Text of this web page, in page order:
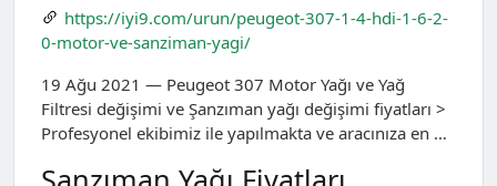
https://iyi9.com/urun/peugeot-307-1-4-hdi-1-6-2-
0-motor-ve-sanziman-yagi/
19 Ağu 2021 — Peugeot 307 Motor Yağı ve Yağ
Filtresi değişimi ve Şanzıman yağı değişimi fiyatları >
Profesyonel ekibimiz ile yapılmakta ve aracınıza en …